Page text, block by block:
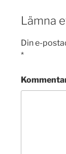
Lämna
Din e-
*